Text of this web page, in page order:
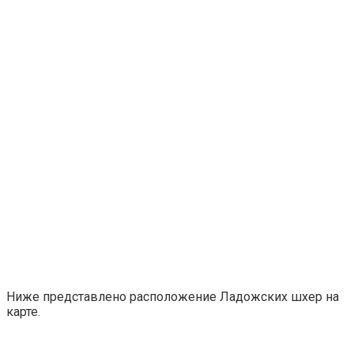
Ниже представлено расположение Ладожских шхер на
карте.